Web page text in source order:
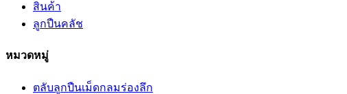
สินค้า
ลูกปืนคลัช
หมวดหมู่
ตลับลูกปืนเม็ดกลมร่องลึก